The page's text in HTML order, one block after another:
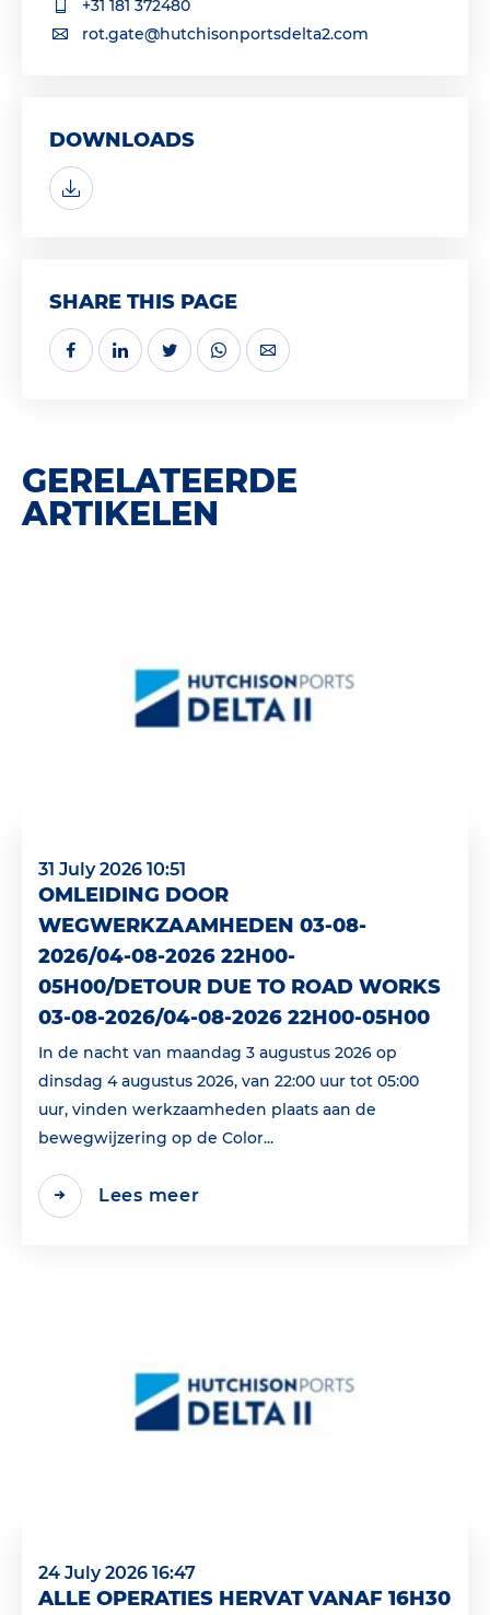
+31 181 372480
rot.gate@hutchisonportsdelta2.com
DOWNLOADS
SHARE THIS PAGE
GERELATEERDE
ARTIKELEN
31 July 2026 10:51
OMLEIDING DOOR
WEGWERKZAAMHEDEN 03-08-
2026/04-08-2026 22H00-
05H00/DETOUR DUE TO ROAD WORKS
03-08-2026/04-08-2026 22H00-05H00
In de nacht van maandag 3 augustus 2026 op
dinsdag 4 augustus 2026, van 22:00 uur tot 05:00
uur, vinden werkzaamheden plaats aan de
bewegwijzering op de Color...
Lees meer
24 July 2026 16:47
ALLE OPERATIES HERVAT VANAF 16H30